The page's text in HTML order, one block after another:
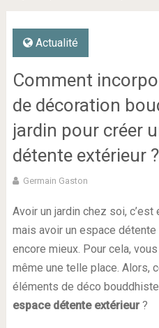
Actualité
Comment
de décoration
jardin pour créer
détente extérieur ?
Germain Gaston
Avoir un jardin chez soi,
mais avoir un espace détente
encore mieux. Pour cela,
même une telle place. Alors,
éléments de déco
espace détente extérieur?